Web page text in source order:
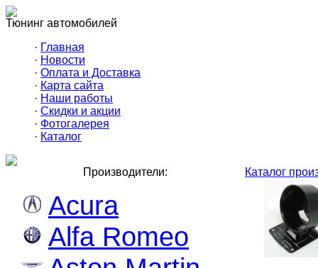
Тюнинг автомобилей
· Главная
· Новости
· Оплата и Доставка
· Карта сайта
· Наши работы
· Скидки и акции
· Фотогалерея
· Каталог
Производители:
Acura
Alfa Romeo
Каталог